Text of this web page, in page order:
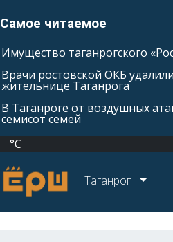
Самое читаемое
Имущество таганрогского
Врачи ростовской ОКБ
жительнице Таганрога
В Таганроге от воздушных
семисот семей
°C
Таганрог